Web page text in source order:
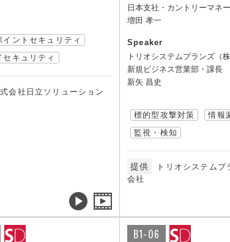
イントセキュリティ
セキュリティ
会社日立ソリューション
日本支社・カントリーマネ
増田 孝一
Speaker
トリオシステムプランズ（
新規ビジネス営業部・課長
新矢 昌史
標的型攻撃対策
情報
監視・検知
提供
トリオシステムプ
会社
B1-06